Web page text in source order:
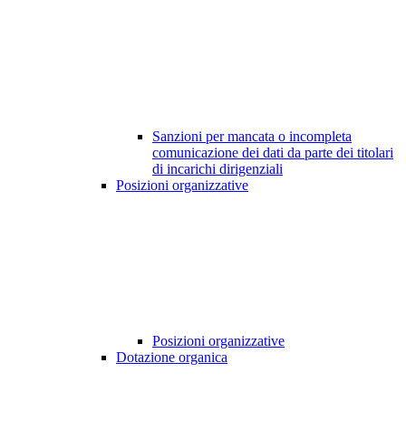
Sanzioni per mancata o incompleta
comunicazione dei dati da parte dei titolari
di incarichi dirigenziali
Posizioni organizzative
Posizioni organizzative
Dotazione organica